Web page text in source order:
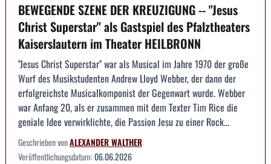
BEWEGENDE SZENE DER KREUZIGUNG -- "Jesus
Christ Superstar" als Gastspiel des Pfalztheaters
Kaiserslautern im Theater HEILBRONN
"Jesus Christ Superstar" war als Musical im Jahre 1970 der große
Wurf des Musikstudenten Andrew Lloyd Webber, der dann der
erfolgreichste Musicalkomponist der Gegenwart wurde. Webber
war Anfang 20, als er zusammen mit dem Texter Tim Rice die
geniale Idee verwirklichte, die Passion Jesu zu einer Rock...
Geschrieben vonALEXANDER WALTHER
Veröffentlichungsdatum:06.06.2026